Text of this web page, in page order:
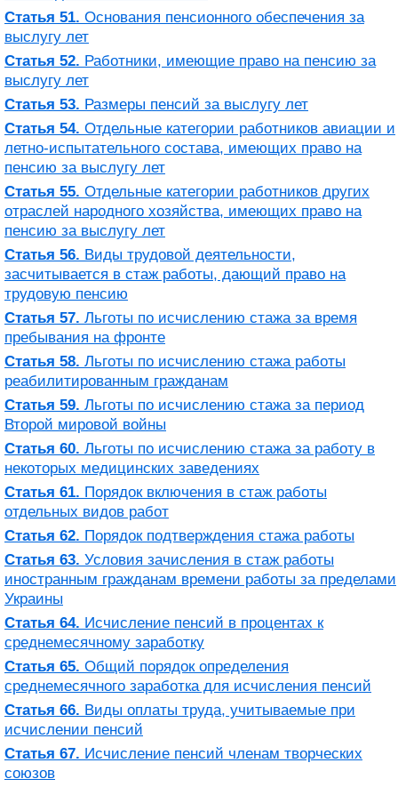
Статья 51. Основания пенсионного обеспечения за
выслугу лет
Статья 52. Работники, имеющие право на пенсию за
выслугу лет
Статья 53. Размеры пенсий за выслугу лет
Статья 54. Отдельные категории работников авиации и
летно-испытательного состава, имеющих право на
пенсию за выслугу лет
Статья 55. Отдельные категории работников других
отраслей народного хозяйства, имеющих право на
пенсию за выслугу лет
Статья 56. Виды трудовой деятельности,
засчитывается в стаж работы, дающий право на
трудовую пенсию
Статья 57. Льготы по исчислению стажа за время
пребывания на фронте
Статья 58. Льготы по исчислению стажа работы
реабилитированным гражданам
Статья 59. Льготы по исчислению стажа за период
Второй мировой войны
Статья 60. Льготы по исчислению стажа за работу в
некоторых медицинских заведениях
Статья 61. Порядок включения в стаж работы
отдельных видов работ
Статья 62. Порядок подтверждения стажа работы
Статья 63. Условия зачисления в стаж работы
иностранным гражданам времени работы за пределами
Украины
Статья 64. Исчисление пенсий в процентах к
среднемесячному заработку
Статья 65. Общий порядок определения
среднемесячного заработка для исчисления пенсий
Статья 66. Виды оплаты труда, учитываемые при
исчислении пенсий
Статья 67. Исчисление пенсий членам творческих
союзов